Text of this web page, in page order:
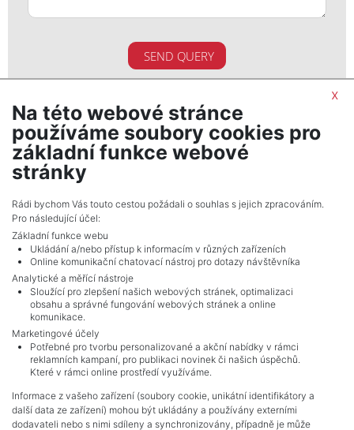
SEND QUERY
IWG Regus
realitní makléř
show nr.
IWG Management (Czech Republic) s.r.o.
Na Strži 1702/65, 14000, Praha
NAVIGACE
Terms and conditions
Protection of personal data
Real estate's
x
Na této webové stránce
používáme soubory cookies pro
základní funkce webové
stránky
Rádi bychom Vás touto cestou požádali o souhlas s jejich zpracováním.
Pro následující účel:
Základní funkce webu
Ukládání a/nebo přístup k informacím v různých zařízeních
Online komunikační chatovací nástroj pro dotazy návštěvníka
Analytické a měřící nástroje
Sloužící pro zlepšení našich webových stránek, optimalizaci
obsahu a správné fungování webových stránek a online
komunikace.
Marketingové účely
Potřebné pro tvorbu personalizované a akční nabídky v rámci
reklamních kampaní, pro publikaci novinek či našich úspěchů.
Které v rámci online prostředí využíváme.
Informace z vašeho zařízení (soubory cookie, unikátní identifikátory a
další data ze zařízení) mohou být ukládány a používány externími
dodavateli nebo s nimi sdíleny a synchronizovány, případně je může